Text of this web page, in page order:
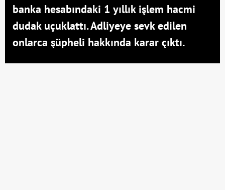
banka hesabındaki 1 yıllık işlem hacmi
dudak uçuklattı. Adliyeye sevk edilen
onlarca şüpheli hakkında karar çıktı.